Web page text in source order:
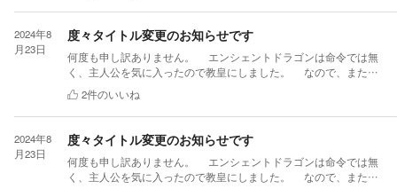
ーの返信です。 また、そんな素敵なレビューを書いて頂いた方達
の、素敵な作品も誠に勝手ながら、紹介させて頂きます。 あおお
おおおおおおおおおおおおさん 作品に登場するキャラを、細かく
評価して頂き、本当に嬉しくなりました。 これからも、個性的な
キャラ作りをしていこうと思います そんな、あおおおおおおおお
おおおおおおさんの、素敵な作品はこちらです。 メンフィス古王
国冒険物語 〜転生した奴隷の使命は神のアレを探す事だった〜
https://kakuyomu.jp/works/2912051596974828338 @chi_akiさん 一気
読みして下さるほど、作品を読んで頂き、その上、小説内の描写
まで褒めて頂き、誠にありがとうございます。これからも、飽き
ない内容の小説を意識して書いていこうと思います。 そんな、
@chi_akiさんの、素敵な作品はこちらです。 乙女ゲームの世界に
2024年8
月23日
度々タイトル変更のお知らせです
何度も申し訳ありません。 エンシェントドラゴンは命令では無
く、主人公を気に入ったので教皇にしました。 なので、また、
少しタイトルの変更をしました。 本当に、度々のタイトルの変
更でお騒がせして、すいません。 新タイトル 転生した時に幸運
ガチャを当てて襲われてるドラゴンたちを救ったら、エンシェン
トドラゴンに気に入られて教皇になった件
2件のいいね
2024年8
月23日
度々タイトル変更のお知らせです
何度も申し訳ありません。 エンシェントドラゴンは命令では無
く、主人公を気に入ったので教皇にしました。 なので、また、